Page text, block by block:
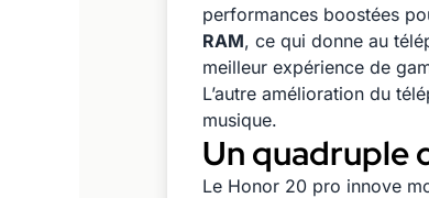
performances boostées
RAM, ce qui donne au
meilleur expérience de
L’autre amélioration du
musique.
Un quadruple
Le Honor 20 pro innove